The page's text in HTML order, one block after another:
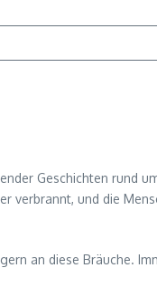
Geschichten rund
verbrannt, und die
an diese Bräuche.